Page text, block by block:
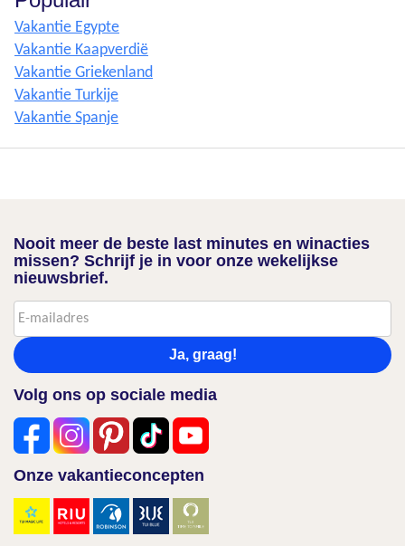
Vakantie Egypte
Vakantie Kaapverdië
Vakantie Griekenland
Vakantie Turkije
Vakantie Spanje
Nooit meer de beste last minutes en winacties
missen? Schrijf je in voor onze wekelijkse
nieuwsbrief.
Ja, graag!
Volg ons op sociale media
Onze vakantieconcepten